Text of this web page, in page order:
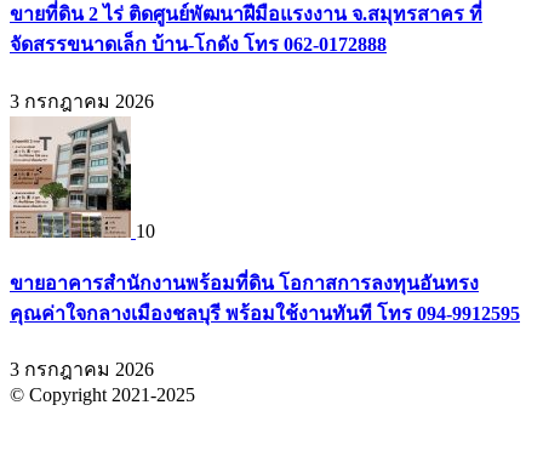
ขายที่ดิน 2 ไร่ ติดศูนย์พัฒนาฝีมือแรงงาน จ.สมุทรสาคร ที่
จัดสรรขนาดเล็ก บ้าน-โกดัง โทร 062-0172888
3 กรกฎาคม 2026
10
ขายอาคารสำนักงานพร้อมที่ดิน โอกาสการลงทุนอันทรง
คุณค่าใจกลางเมืองชลบุรี พร้อมใช้งานทันที โทร 094-9912595
3 กรกฎาคม 2026
© Copyright 2021-2025